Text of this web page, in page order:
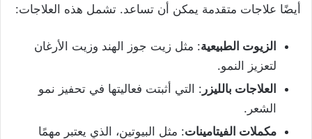
أيضًا علاجات متقدمة يمكن أن تساعد. تشمل هذه العلاجات:
الزيوت الطبيعية: مثل زيت جوز الهند وزيت الأرغان
لتعزيز النمو.
العلاجات بالليزر : التي أثبتت فعاليتها في تحفيز نمو
الشعر.
مكملات الفيتامينات: مثل البيوتين، الذي يعتبر مهمًا